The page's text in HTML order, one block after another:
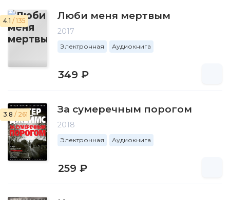
4.1 / 135 Люби меня мертвым
2017
Электронная Аудиокнига
349 ₽
3.8 / 261 За сумеречным порогом
2018
Электронная Аудиокнига
259 ₽